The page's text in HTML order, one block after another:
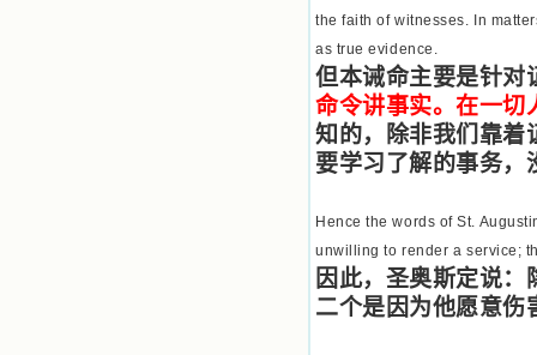
the faith of witnesses. In
as true evidence.
但本诫命主要是针对
命令讲事实。在一切
知的，除非我们靠着
要学习了解的事务，
Hence the words of St.
unwilling to render a service;
因此，圣奥斯定说
二个是因为他愿意伤